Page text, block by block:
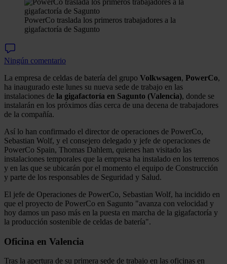
PowerCo traslada los primeros trabajadores a la
gigafactoría de Sagunto
Ningún comentario
La empresa de celdas de batería del grupo Volkwsagen, PowerCo,
ha inaugurado este lunes su nueva sede de trabajo en las
instalaciones de la gigafactoría en Sagunto (Valencia), donde se
instalarán en los próximos días cerca de una decena de trabajadores
de la compañía.
Así lo han confirmado el director de operaciones de PowerCo,
Sebastian Wolf, y el consejero delegado y jefe de operaciones de
PowerCo Spain, Thomas Dahlem, quienes han visitado las
instalaciones temporales que la empresa ha instalado en los terrenos
y en las que se ubicarán por el momento el equipo de Construcción
y parte de los responsables de Seguridad y Salud.
El jefe de Operaciones de PowerCo, Sebastian Wolf, ha incidido en
que el proyecto de PowerCo en Sagunto "avanza con velocidad y
hoy damos un paso más en la puesta en marcha de la gigafactoría y
la producción sostenible de celdas de batería".
Oficina en Valencia
Tras la apertura de su primera sede de trabajo en las oficinas en